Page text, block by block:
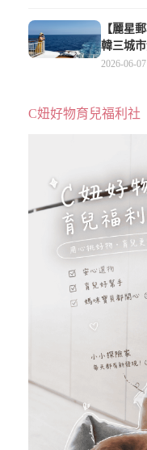
【麗星
韓三城
級、表
2026-06-07
C妞好物育兒福利社